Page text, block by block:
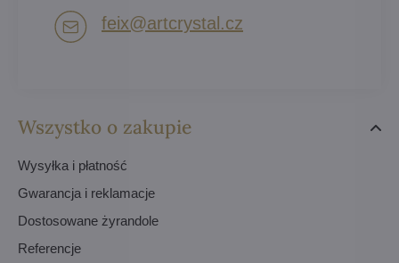
Wszystko o zakupie
Wysyłka i płatność
Gwarancja i reklamacje
Dostosowane żyrandole
Referencje
feix​@artcrystal​.cz